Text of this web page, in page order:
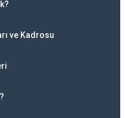
ve Kadrosu